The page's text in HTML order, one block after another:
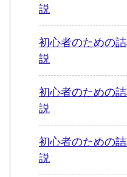
説
初心者のための
説
初心者のための
説
初心者のための
説